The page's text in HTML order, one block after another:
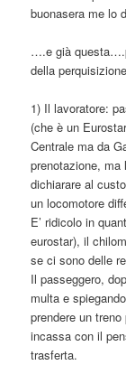
buonasera me lo
….e già
della
1) Il lavoratore:
(che è un
Centrale ma da
prenotazione,
dichiarare al
un locomotore
E’ ridicolo in
eurostar), il
se ci sono delle
Il passeggero,
multa e
prendere un
incassa con il
trasferta.